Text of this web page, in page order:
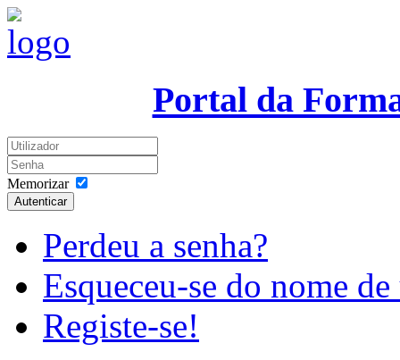
Portal da
Memorizar
Autenticar
Perdeu a senha?
Esqueceu-se do nome
Registe-se!